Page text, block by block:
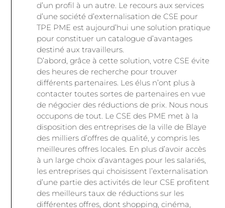
d’un profil à un autre. Le recours aux services
d’une société d’externalisation de CSE pour
TPE PME est aujourd’hui une solution pratique
pour constituer un catalogue d’avantages
destiné aux travailleurs.
D’abord, grâce à cette solution, votre CSE évite
des heures de recherche pour trouver
différents partenaires. Les élus n’ont plus à
contacter toutes sortes de partenaires en vue
de négocier des réductions de prix. Nous nous
occupons de tout. Le CSE des PME met à la
disposition des entreprises de la ville de Blaye
des milliers d’offres de qualité, y compris les
meilleures offres locales. En plus d’avoir accès
à un large choix d’avantages pour les salariés,
les entreprises qui choisissent l’externalisation
d’une partie des activités de leur CSE profitent
des meilleurs taux de réductions sur les
différentes offres, dont shopping, cinéma,